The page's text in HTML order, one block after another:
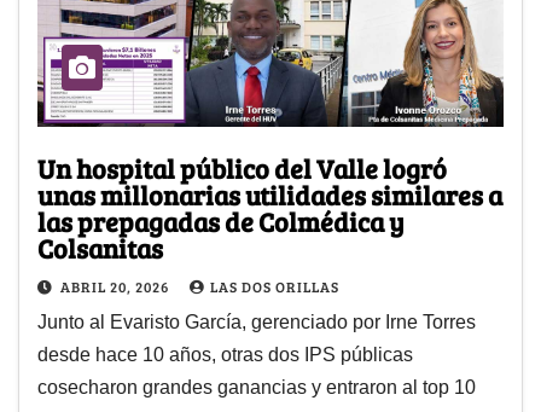
Un hospital público del Valle logró
unas millonarias utilidades similares a
las prepagadas de Colmédica y
Colsanitas
ABRIL 20, 2026 LAS DOS ORILLAS
Junto al Evaristo García, gerenciado por Irne Torres
desde hace 10 años, otras dos IPS públicas
cosecharon grandes ganancias y entraron al top 10